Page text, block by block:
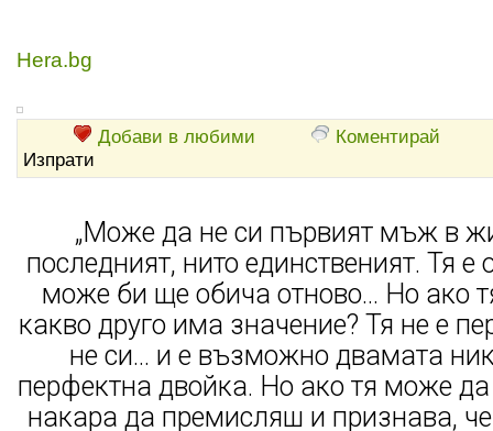
Hera.bg
Добави в любими
Коментирай
Изпрати
„Може да не си първият мъж в
последният, нито единственият. Тя е
може би ще обича отново… Но ако
какво друго има значение? Тя не е
не си… и е възможно двамата
перфектна двойка. Но ако тя може да
накара да премисляш и признава,